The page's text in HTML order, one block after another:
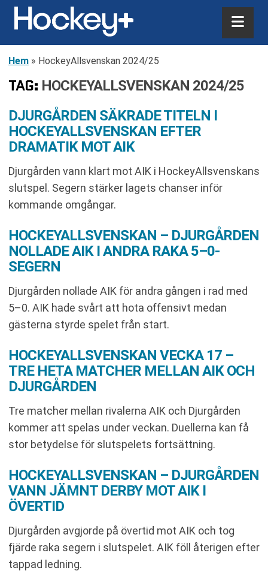
Hem » HockeyAllsvenskan 2024/25
TAG: HOCKEYALLSVENSKAN 2024/25
DJURGÅRDEN SÄKRADE TITELN I
HOCKEYALLSVENSKAN EFTER
DRAMATIK MOT AIK
Djurgården vann klart mot AIK i HockeyAllsvenskans
slutspel. Segern stärker lagets chanser inför
kommande omgångar.
HOCKEYALLSVENSKAN – DJURGÅRDEN
NOLLADE AIK I ANDRA RAKA 5–0-
SEGERN
Djurgården nollade AIK för andra gången i rad med
5–0. AIK hade svårt att hota offensivt medan
gästerna styrde spelet från start.
HOCKEYALLSVENSKAN VECKA 17 –
TRE HETA MATCHER MELLAN AIK OCH
DJURGÅRDEN
Tre matcher mellan rivalerna AIK och Djurgården
kommer att spelas under veckan. Duellerna kan få
stor betydelse för slutspelets fortsättning.
HOCKEYALLSVENSKAN – DJURGÅRDEN
VANN JÄMNT DERBY MOT AIK I
ÖVERTID
Djurgården avgjorde på övertid mot AIK och tog
fjärde raka segern i slutspelet. AIK föll återigen efter
tappad ledning.